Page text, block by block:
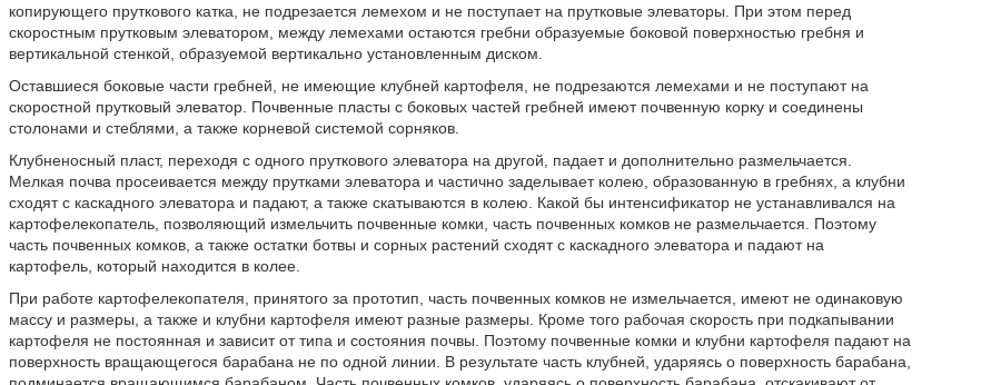
копирующего пруткового катка, не подрезается лемехом и не поступает на прутковые элеваторы. При этом перед
скоростным прутковым элеватором, между лемехами остаются гребни образуемые боковой поверхностью гребня и
вертикальной стенкой, образуемой вертикально установленным диском.
Оставшиеся боковые части гребней, не имеющие клубней картофеля, не подрезаются лемехами и не поступают на
скоростной прутковый элеватор. Почвенные пласты с боковых частей гребней имеют почвенную корку и соединены
столонами и стеблями, а также корневой системой сорняков.
Клубненосный пласт, переходя с одного пруткового элеватора на другой, падает и дополнительно размельчается.
Мелкая почва просеивается между прутками элеватора и частично заделывает колею, образованную в гребнях, а клубни
сходят с каскадного элеватора и падают, а также скатываются в колею. Какой бы интенсификатор не устанавливался на
картофелекопатель, позволяющий измельчить почвенные комки, часть почвенных комков не размельчается. Поэтому
часть почвенных комков, а также остатки ботвы и сорных растений сходят с каскадного элеватора и падают на
картофель, который находится в колее.
При работе картофелекопателя, принятого за прототип, часть почвенных комков не измельчается, имеют не одинаковую
массу и размеры, а также и клубни картофеля имеют разные размеры. Кроме того рабочая скорость при подкапывании
картофеля не постоянная и зависит от типа и состояния почвы. Поэтому почвенные комки и клубни картофеля падают на
поверхность вращающегося барабана не по одной линии. В результате часть клубней, ударяясь о поверхность барабана,